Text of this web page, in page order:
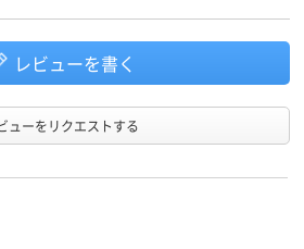
レビューを書く
ューをリクエストする